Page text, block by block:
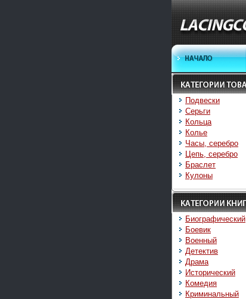
Подвески
Серьги
Кольца
Колье
Часы, серебро
Цепь, серебро
Браслет
Кулоны
Биографический
Боевик
Военный
Детектив
Драма
Исторический
Комедия
Криминальный